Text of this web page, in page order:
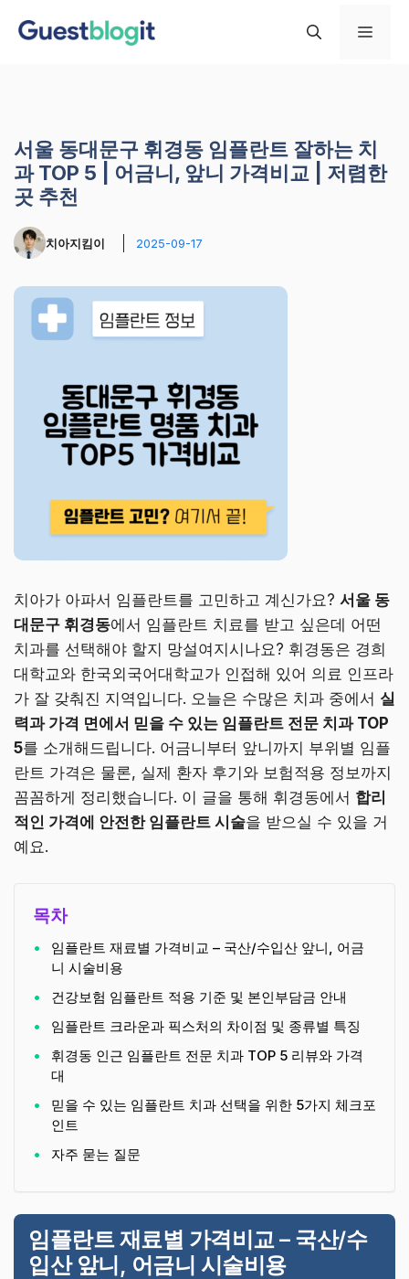
메
서울 동대문구 휘경동 임플란트 잘하는 치
과 TOP 5 | 어금니, 앞니 가격비교 | 저렴한
곳 추천
치아지킴이 2025-09-17
치아가 아파서 임플란트를 고민하고 계신가요? 서울 동
대문구 휘경동에서 임플란트 치료를 받고 싶은데 어떤
치과를 선택해야 할지 망설여지시나요? 휘경동은 경희
대학교와 한국외국어대학교가 인접해 있어 의료 인프라
가 잘 갖춰진 지역입니다. 오늘은 수많은 치과 중에서 실
력과 가격 면에서 믿을 수 있는 임플란트 전문 치과 TOP
5를 소개해드립니다. 어금니부터 앞니까지 부위별 임플
란트 가격은 물론, 실제 환자 후기와 보험적용 정보까지
꼼꼼하게 정리했습니다. 이 글을 통해 휘경동에서 합리
적인 가격에 안전한 임플란트 시술을 받으실 수 있을 거
예요.
목차
임플란트 재료별 가격비교 – 국산/수입산 앞니, 어금
니 시술비용
건강보험 임플란트 적용 기준 및 본인부담금 안내
임플란트 크라운과 픽스처의 차이점 및 종류별 특징
휘경동 인근 임플란트 전문 치과 TOP 5 리뷰와 가격
대
믿을 수 있는 임플란트 치과 선택을 위한 5가지 체크포
인트
자주 묻는 질문
임플란트 재료별 가격비교 – 국산/수
입산 앞니, 어금니 시술비용